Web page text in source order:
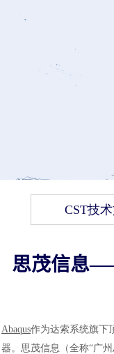
CST技
思茂信息
Abaqus作为达索系统旗下
器。思茂信息（全称“广